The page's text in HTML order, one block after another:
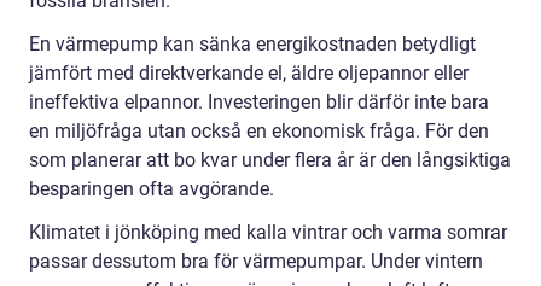
En värmepump kan sänka energikostnaden betydligt
jämfört med direktverkande el, äldre oljepannor eller
ineffektiva elpannor. Investeringen blir därför inte bara
en miljöfråga utan också en ekonomisk fråga. För den
som planerar att bo kvar under flera år är den långsiktiga
besparingen ofta avgörande.
Klimatet i jönköping med kalla vintrar och varma somrar
passar dessutom bra för värmepumpar. Under vintern